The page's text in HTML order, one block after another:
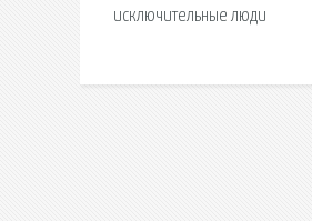
исключительные люди